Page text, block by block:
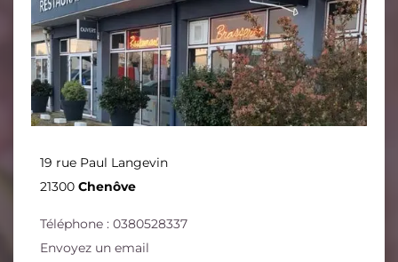
19 rue Paul Langevin
21300 Chenôve
Téléphone : 0380528337
Envoyez un email